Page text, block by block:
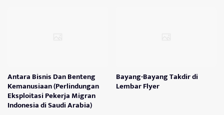
Antara Bisnis Dan Benteng
Kemanusiaan (Perlindungan
Eksploitasi Pekerja Migran
Indonesia di Saudi Arabia)
Bayang-Bayang Takdir di
Lembar Flyer